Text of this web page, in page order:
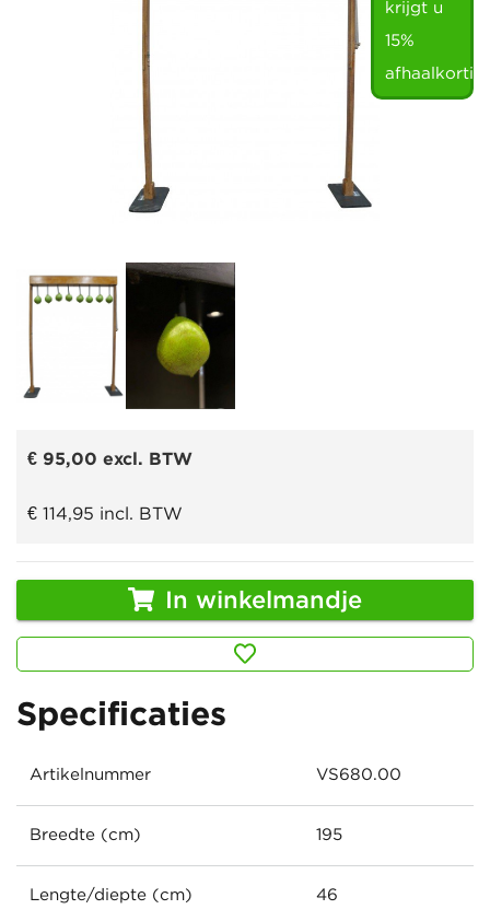
krijgt u
15%
€ 95,00 excl. BTW
€ 114,95 incl. BTW
In winkelmandje
Specificaties
Artikelnummer VS680.00
Breedte (cm) 195
Lengte/diepte (cm) 46